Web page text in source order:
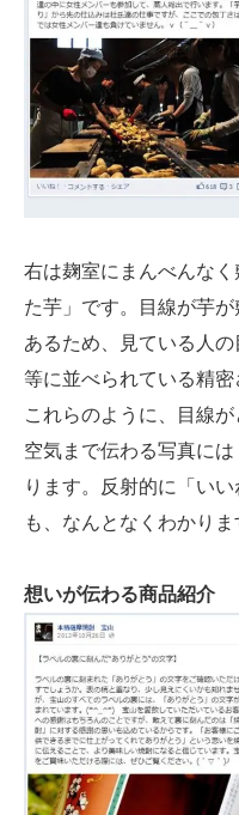
右は麹室にまんべんな
た芋」です。目線が芋
あるため、見ている人
等に並べられている精密
これらのように、目線
空気まで伝わる写真に
ります。反射的に「い
も、なんとなくわかりま
想いが伝わる商品紹介